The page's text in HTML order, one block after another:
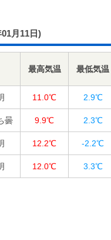
月11日)
最高気温 最低気温
11.0℃ 2.9℃
曇 9.9℃ 2.3℃
12.2℃ -2.2℃
12.0℃ 3.3℃